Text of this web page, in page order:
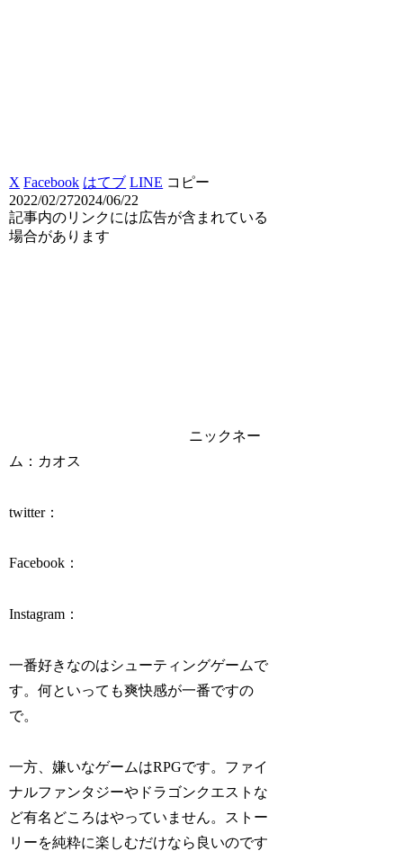
X Facebook はてブ LINE コピー
2022/02/272024/06/22
記事内のリンクには広告が含まれている
場合があります
ニックネー
ム：カオス
twitter：
Facebook：
Instagram：
一番好きなのはシューティングゲームで
す。何といっても爽快感が一番ですの
で。
一方、嫌いなゲームはRPGです。ファイ
ナルファンタジーやドラゴンクエストな
ど有名どころはやっていません。ストー
リーを純粋に楽しむだけなら良いのです